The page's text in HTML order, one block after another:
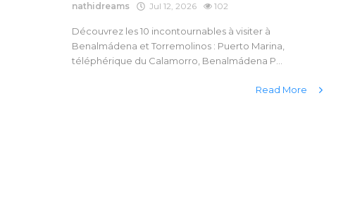
nathidreams Jul 12, 2026 102
Découvrez les 10 incontournables à visiter à
Benalmádena et Torremolinos : Puerto Marina,
téléphérique du Calamorro, Benalmádena P...
Read More